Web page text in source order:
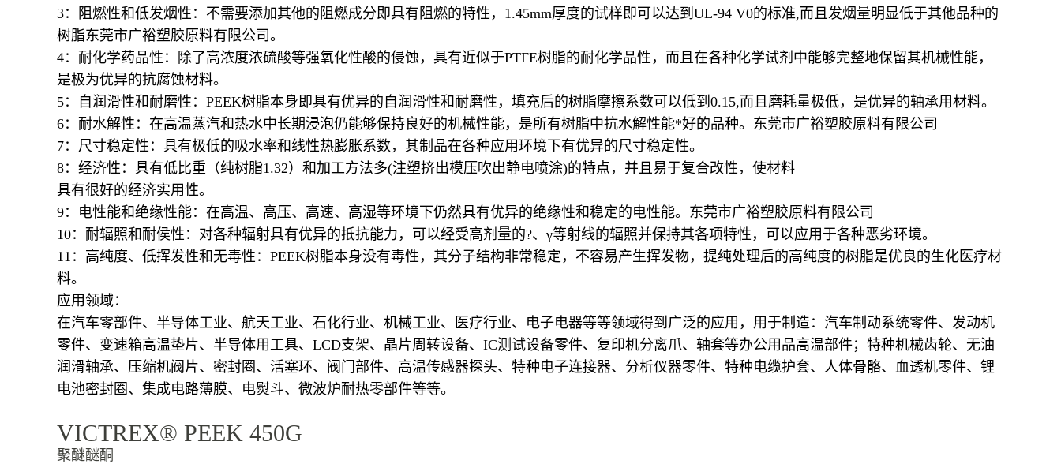
3：阻燃性和低发烟性：不需要添加其他的阻燃成分即具有阻燃的特性，1.45mm厚度的试样即可以达到UL-94 V0的标准,而且发烟量明显低于其他品种的
树脂东莞市广裕塑胶原料有限公司。
4：耐化学药品性：除了高浓度浓硫酸等强氧化性酸的侵蚀，具有近似于PTFE树脂的耐化学品性，而且在各种化学试剂中能够完整地保留其机械性能，
是极为优异的抗腐蚀材料。
5：自润滑性和耐磨性：PEEK树脂本身即具有优异的自润滑性和耐磨性，填充后的树脂摩擦系数可以低到0.15,而且磨耗量极低，是优异的轴承用材料。
6：耐水解性：在高温蒸汽和热水中长期浸泡仍能够保持良好的机械性能，是所有树脂中抗水解性能*好的品种。东莞市广裕塑胶原料有限公司
7：尺寸稳定性：具有极低的吸水率和线性热膨胀系数，其制品在各种应用环境下有优异的尺寸稳定性。
8：经济性：具有低比重（纯树脂1.32）和加工方法多(注塑挤出模压吹出静电喷涂)的特点，并且易于复合改性，使材料
具有很好的经济实用性。
9：电性能和绝缘性能：在高温、高压、高速、高湿等环境下仍然具有优异的绝缘性和稳定的电性能。东莞市广裕塑胶原料有限公司
10：耐辐照和耐侯性：对各种辐射具有优异的抵抗能力，可以经受高剂量的?、γ等射线的辐照并保持其各项特性，可以应用于各种恶劣环境。
11：高纯度、低挥发性和无毒性：PEEK树脂本身没有毒性，其分子结构非常稳定，不容易产生挥发物，提纯处理后的高纯度的树脂是优良的生化医疗材
料。
应用领域：
在汽车零部件、半导体工业、航天工业、石化行业、机械工业、医疗行业、电子电器等等领域得到广泛的应用，用于制造：汽车制动系统零件、发动机
零件、变速箱高温垫片、半导体用工具、LCD支架、晶片周转设备、IC测试设备零件、复印机分离爪、轴套等办公用品高温部件；特种机械齿轮、无油
润滑轴承、压缩机阀片、密封圈、活塞环、阀门部件、高温传感器探头、特种电子连接器、分析仪器零件、特种电缆护套、人体骨骼、血透机零件、锂
电池密封圈、集成电路薄膜、电熨斗、微波炉耐热零部件等等。
VICTREX® PEEK 450G
聚醚醚酮